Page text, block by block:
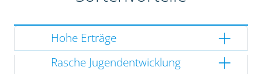
Hohe Erträge
Rasche Jugendentwicklung